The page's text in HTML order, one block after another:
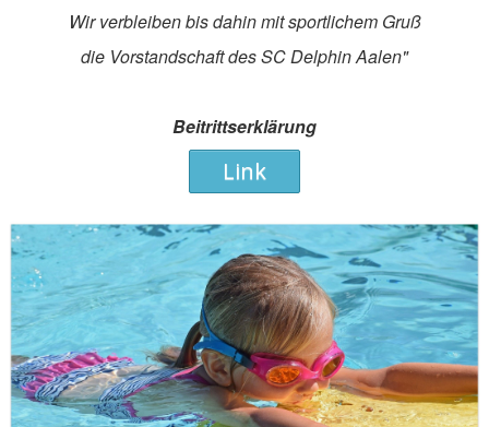
Wir verbleiben bis dahin mit sportlichem Gruß
die Vorstandschaft des SC Delphin Aalen"
Beitrittserklärung
Link